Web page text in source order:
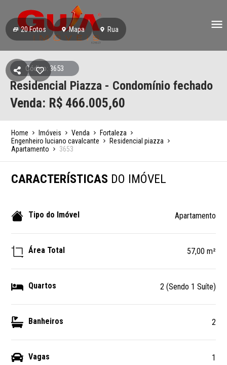
20Fotos Mapa Rua
Código: 3653
Residencial Piazza - Condomínio fechado
Venda: R$ 466.005,60
Home Imóveis Venda
Fortaleza
Engenheiro luciano cavalcante
Residencial piazza
Apartamento
3653
CARACTERÍSTICAS DO IMÓVEL
Tipo do Imóvel Apartamento
Área Total 57,00 m²
Quartos 2 (Sendo 1 Suíte)
Banheiros 2
Vagas 1